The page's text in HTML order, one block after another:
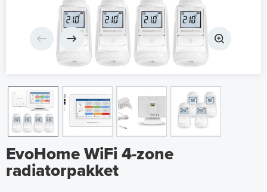
EvoHome WiFi 4-zone
radiatorpakket